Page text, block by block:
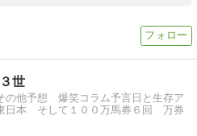
３世
他予想 爆笑コラム予言日と生存ア
日本 そして１００万馬券６回 万券